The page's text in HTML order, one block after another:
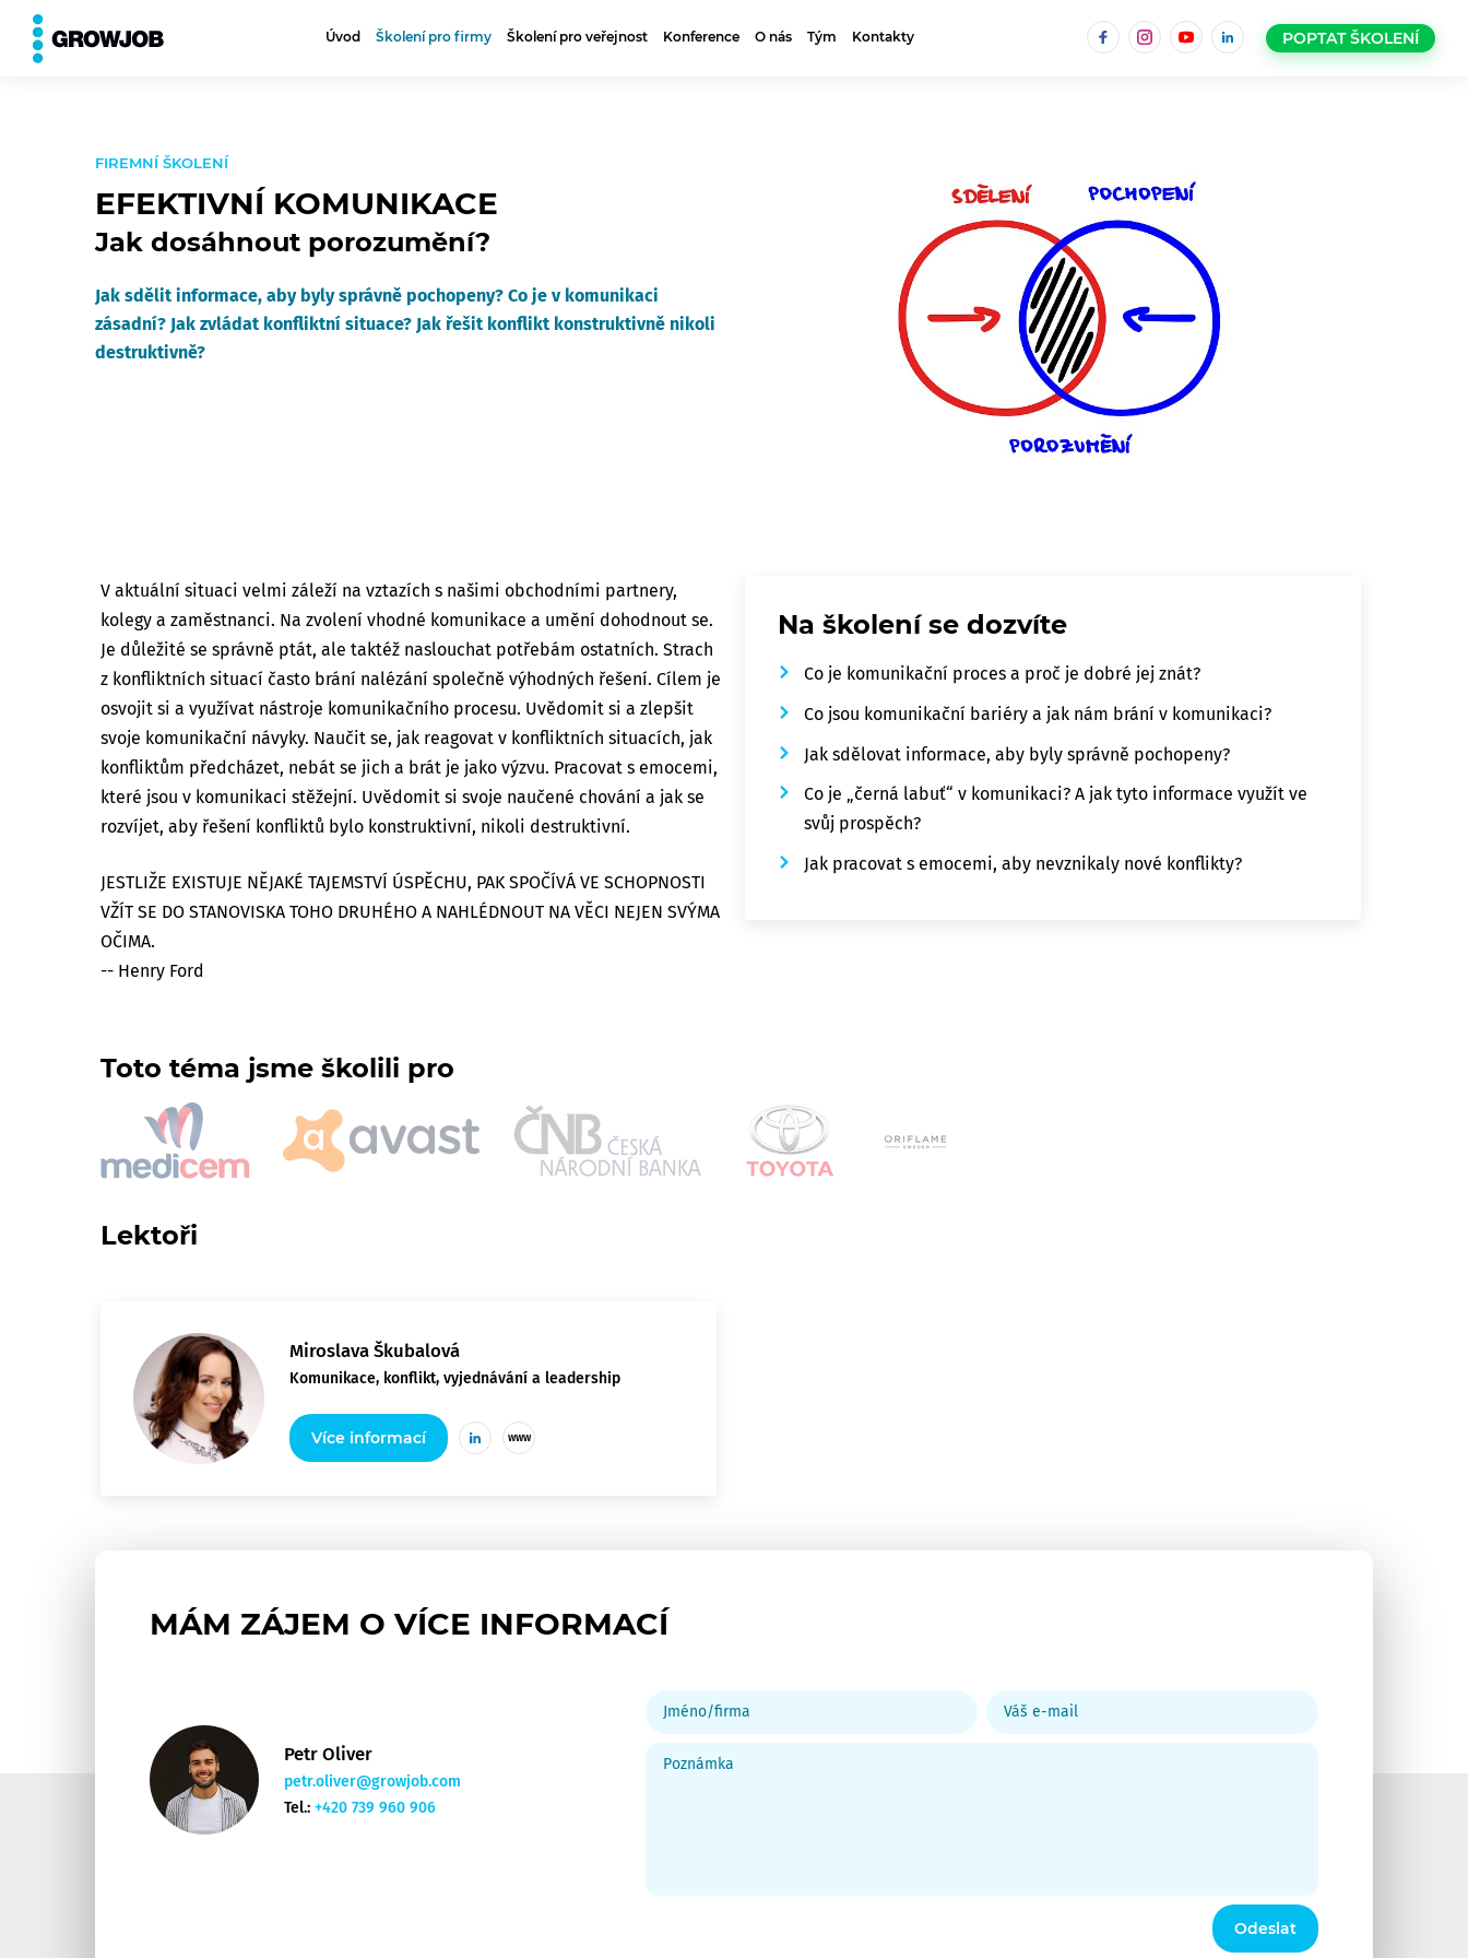
Úvod Školení pro firmy Školení pro veřejnost Konference O nás Tým Kontakty FacebookInstagramYouTubeLinkedIn POPTAT ŠKOLENÍ
FIREMNÍ ŠKOLENÍ
EFEKTIVNÍ KOMUNIKACE
Jak dosáhnout porozumění?
Jak sdělit informace, aby byly správně pochopeny? Co je v komunikaci
zásadní? Jak zvládat konfliktní situace? Jak řešit konflikt konstruktivně nikoli
destruktivně?
⮨VŠECHNA TÉMATA
V aktuální situaci velmi záleží na vztazích s našimi obchodními partnery,
kolegy a zaměstnanci. Na zvolení vhodné komunikace a umění dohodnout se.
Je důležité se správně ptát, ale taktéž naslouchat potřebám ostatních. Strach
z konfliktních situací často brání nalézání společně výhodných řešení. Cílem je
osvojit si a využívat nástroje komunikačního procesu. Uvědomit si a zlepšit
svoje komunikační návyky. Naučit se, jak reagovat v konfliktních situacích, jak
konfliktům předcházet, nebát se jich a brát je jako výzvu. Pracovat s emocemi,
které jsou v komunikaci stěžejní. Uvědomit si svoje naučené chování a jak se
rozvíjet, aby řešení konfliktů bylo konstruktivní, nikoli destruktivní.
JESTLIŽE EXISTUJE NĚJAKÉ TAJEMSTVÍ ÚSPĚCHU, PAK SPOČÍVÁ VE SCHOPNOSTI
VŽÍT SE DO STANOVISKA TOHO DRUHÉHO A NAHLÉDNOUT NA VĚCI NEJEN SVÝMA
OČIMA.
-- Henry Ford
Na školení se dozvíte
Co je komunikační proces a proč je dobré jej znát?
Co jsou komunikační bariéry a jak nám brání v komunikaci?
Jak sdělovat informace, aby byly správně pochopeny?
Co je „černá labuť“ v komunikaci? A jak tyto informace využít ve
svůj prospěch?
Jak pracovat s emocemi, aby nevznikaly nové konflikty?
Toto téma jsme školili pro
Lektoři
Miroslava Škubalová
Komunikace, konflikt, vyjednávání a leadership
Více informací
MÁM ZÁJEM O VÍCE INFORMACÍ
Petr Oliver
petr.oliver@growjob.com
Tel.: +420 739 960 906
Jméno/firma
Váš
Poznámka
Odeslat